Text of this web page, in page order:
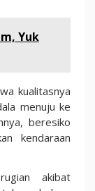
Yuk
kualitasnya
menuju ke
beresiko
kendaraan
akibat